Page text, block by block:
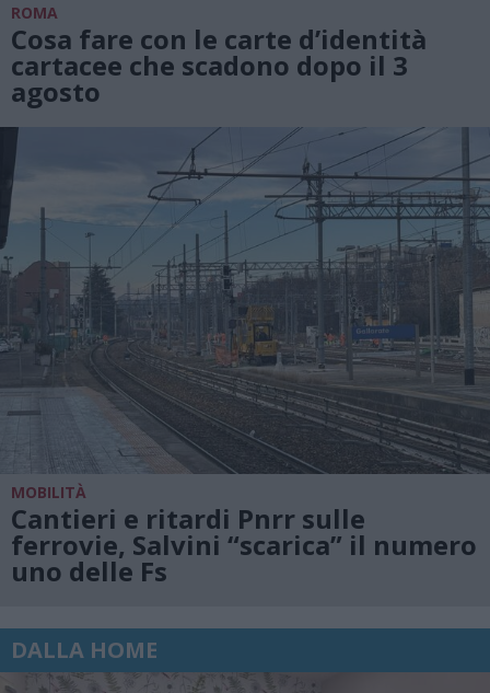
ROMA
Cosa fare con le carte d’identità
cartacee che scadono dopo il 3
agosto
MOBILITÀ
Cantieri e ritardi Pnrr sulle
ferrovie, Salvini “scarica” il numero
uno delle Fs
DALLA HOME